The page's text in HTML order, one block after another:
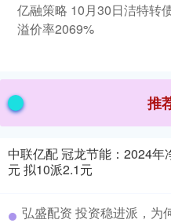
亿融策略 10月30日洁特转
溢价率2069%
推
中联亿配 冠龙节能：2024年
元 拟10派2.1元
弘盛配资 投资稳进派，为